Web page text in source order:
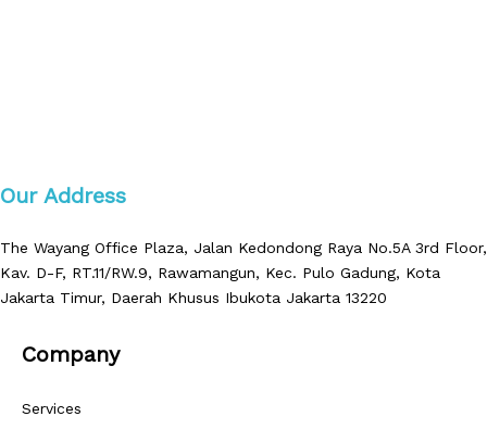
Our Address
The Wayang Office Plaza, Jalan Kedondong Raya No.5A 3rd Floor,
Kav. D-F, RT.11/RW.9, Rawamangun, Kec. Pulo Gadung, Kota
Jakarta Timur, Daerah Khusus Ibukota Jakarta 13220
Company
Services